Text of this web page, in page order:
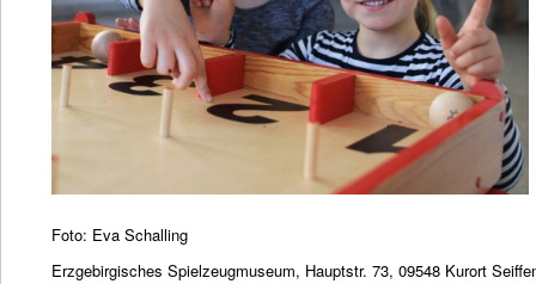
Foto: Eva Schalling
Erzgebirgisches Spielzeugmuseum, Hauptstr. 73, 09548 Kurort